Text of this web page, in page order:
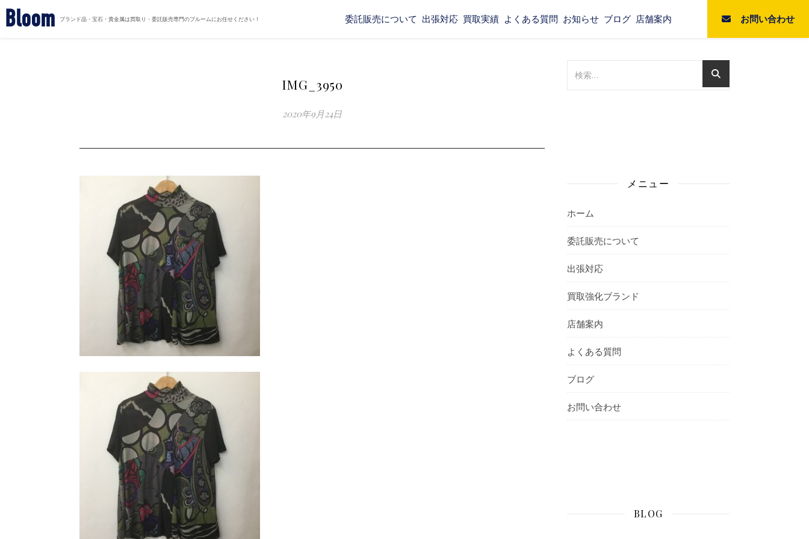
Bloom ブランド品・宝石・貴金属は買取り・委託販売専門のブルームにお任せください！ 委託販売について 出張対応 買取実績 よくある質問 お知らせ ブログ 店舗案内 お問い合わせ
IMG_3950
2020年9月24日
メニュー
ホーム
委託販売について
出張対応
買取強化ブランド
店舗案内
よくある質問
ブログ
お問い合わせ
BLOG